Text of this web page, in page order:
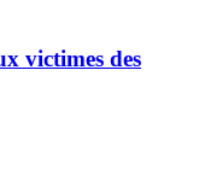
victimes des